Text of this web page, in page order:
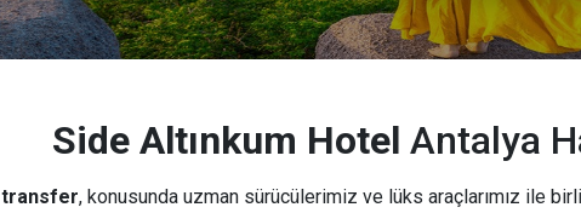
Side Altınkum Hotel Antalya
transfer, konusunda uzman sürücülerimiz ve lüks araçlarımız ile